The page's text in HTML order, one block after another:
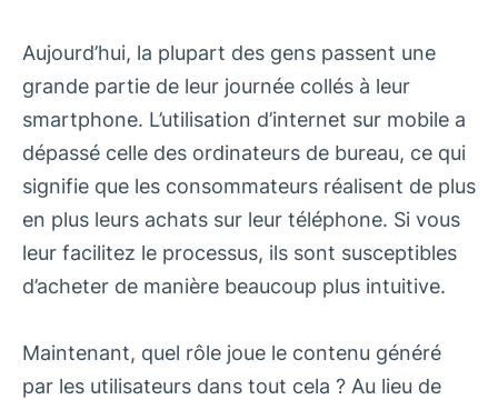
Aujourd’hui, la plupart des gens passent une
grande partie de leur journée collés à leur
smartphone. L’utilisation d’internet sur mobile a
dépassé celle des ordinateurs de bureau, ce qui
signifie que les consommateurs réalisent de plus
en plus leurs achats sur leur téléphone. Si vous
leur facilitez le processus, ils sont susceptibles
d’acheter de manière beaucoup plus intuitive.
Maintenant, quel rôle joue le contenu généré
par les utilisateurs dans tout cela ? Au lieu de